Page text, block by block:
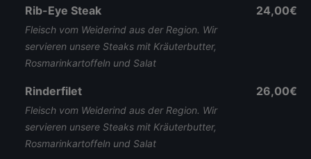
Rib-Eye Steak
Fleisch vom Weiderind aus der Region. Wir
servieren unsere Steaks mit Kräuterbutter,
Rosmarinkartoffeln und Salat
24,00€
Rinderfilet
Fleisch vom Weiderind aus der Region. Wir
servieren unsere Steaks mit Kräuterbutter,
Rosmarinkartoffeln und Salat
26,00€